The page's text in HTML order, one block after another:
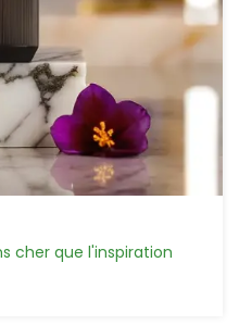
cher que l'inspiration